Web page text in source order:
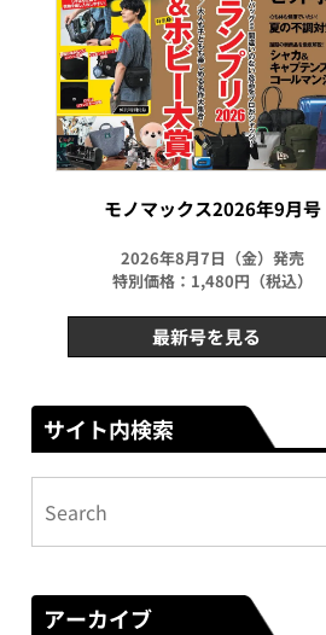
モノマックス2026年9月号
2026年8月7日（金）発売
特別価格：1,480円（税込）
最新号を見る
サイト内検索
アーカイブ